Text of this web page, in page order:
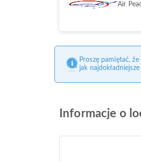
Air
Proszę pamiętać,
jak
Informacje o